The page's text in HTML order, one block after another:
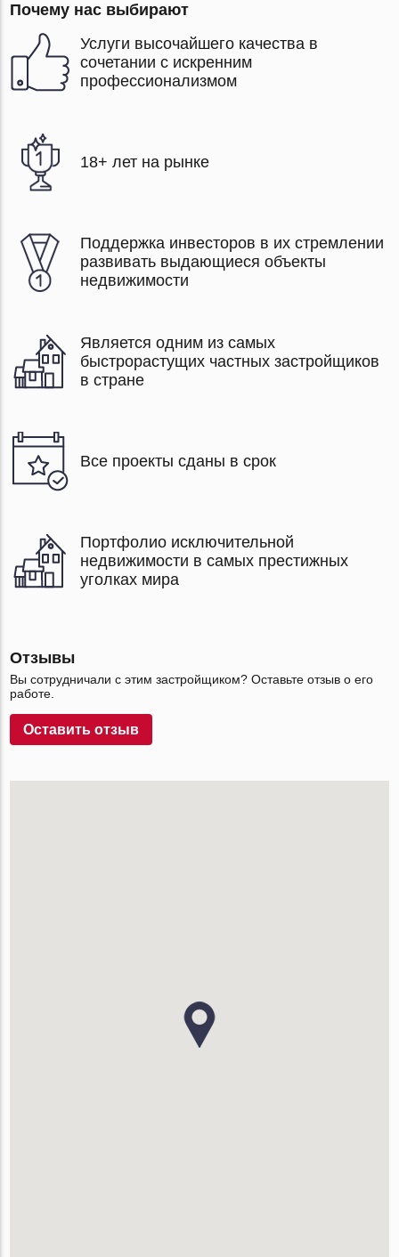
Почему нас выбирают
Услуги высочайшего качества в
сочетании с искренним
профессионализмом
18+ лет на рынке
Поддержка инвесторов в их стремлении
развивать выдающиеся объекты
недвижимости
Является одним из самых
быстрорастущих частных застройщиков
в стране
Все проекты сданы в срок
Портфолио исключительной
недвижимости в самых престижных
уголках мира
Отзывы
Вы сотрудничали с этим застройщиком? Оставьте отзыв о его
работе.
Оставить отзыв